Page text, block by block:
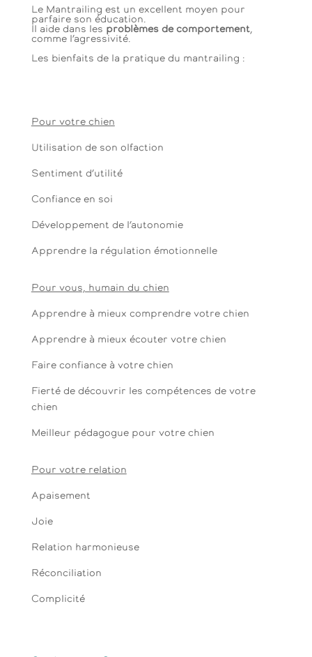
Le Mantrailing est un excellent moyen pour
parfaire son éducation.
Il aide dans les problèmes de comportement,
comme l’agressivité.
Les bienfaits de la pratique du mantrailing :
Pour votre chien
Utilisation de son olfaction
Sentiment d’utilité
Confiance en soi
Développement de l’autonomie
Apprendre la régulation émotionnelle
Pour vous, humain du chien
Apprendre à mieux comprendre votre chien
Apprendre à mieux écouter votre chien
Faire confiance à votre chien
Fierté de découvrir les compétences de votre
chien
Meilleur pédagogue pour votre chien
Pour votre relation
Apaisement
Joie
Relation harmonieuse
Réconciliation
Complicité